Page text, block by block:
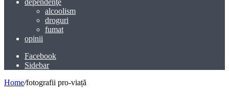
dependenţe
alcoolism
droguri
fumat
opinii
Facebook
Sidebar
Home/fotografii pro-viață